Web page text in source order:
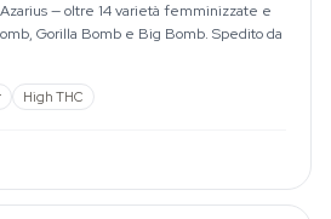
— oltre 14 varietà femminizzate e
Gorilla Bomb e Big Bomb. Spedito da
High THC